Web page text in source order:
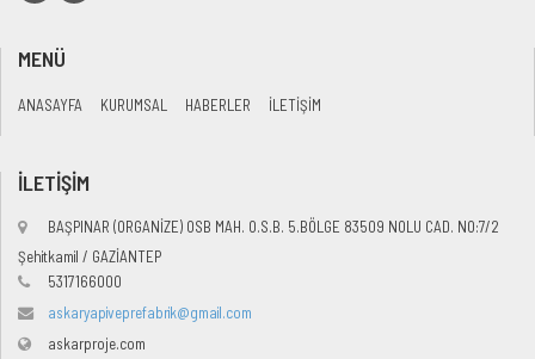
MENÜ
ANASAYFA KURUMSAL HABERLER İLETİŞİM
İLETİŞİM
BAŞPINAR (ORGANİZE) OSB MAH. O.S.B. 5.BÖLGE 83509 NOLU CAD. NO:7/2
Şehitkamil / GAZİANTEP
5317166000
askaryapiveprefabrik@gmail.com
askarproje.com